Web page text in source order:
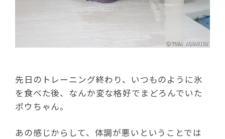
先日のトレーニング終わり、いつものように氷
を食べた後、なんか変な格好でまどろんでいた
ポウちゃん。
あの感じからして、体調が悪いということでは